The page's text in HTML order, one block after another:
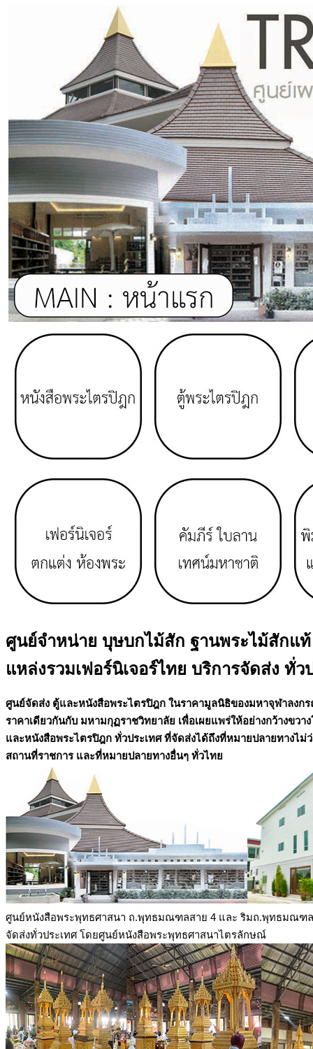
ศูนย์จำหน่าย บุษบกไม้สัก ฐานพระไม้สักแท้
แหล่งรวมเฟอร์นิเจอร์ไทย บริการจัดส่ง ทั่ว
ศูนย์จัดส่ง ตู้และหนังสือพระไตรปิฎก ในราคามูลนิธิของมหาจุฬาลงก
ราคาเดียวกันกับ มหามกุฏราชวิทยาลัย เพื่อเผยแพร่ให้อย่างกว้างขว
และหนังสือพระไตรปิฎก ทั่วประเทศ ที่จัดส่งได้ถึงที่หมายปลายทางไม่
สถานที่ราชการ และที่หมายปลายทางอื่นๆ ทั่วไทย
ศูนย์หนังสือพระพุทธศาสนา ถ.พุทธมณฑลสาย 4 และ ริมถ.พุทธมณฑ
จัดส่งทั่วประเทศ โดยศูนย์หนังสือพระพุทธศาสนาไตรลักษณ์